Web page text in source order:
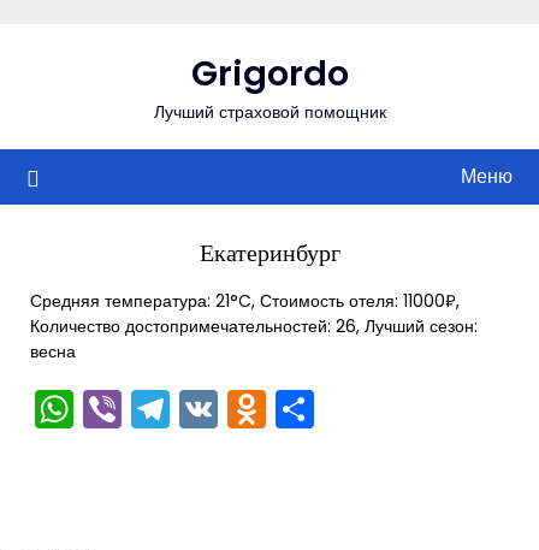
Grigordo
Лучший страховой помощник
Меню
Екатеринбург
Средняя температура: 21°C, Стоимость отеля: 11000₽,
Количество достопримечательностей: 26, Лучший сезон:
весна
WhatsApp
ViberTelegram
VKOdnoklassniki